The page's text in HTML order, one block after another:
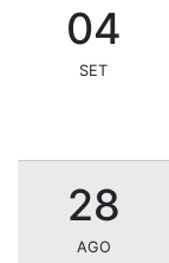
04
SET
28
AGO